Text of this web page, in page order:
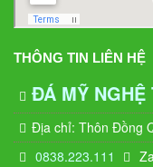
THÔNG TIN LIÊN HỆ
ĐÁ MỸ NGHỆ
Địa chỉ: Thôn Đồng
0838.223.111